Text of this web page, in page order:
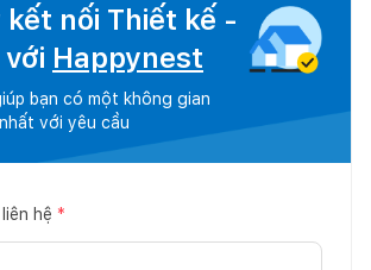
nối Thiết kế -
Happynest
bạn có một không gian
với yêu cầu
hệ *